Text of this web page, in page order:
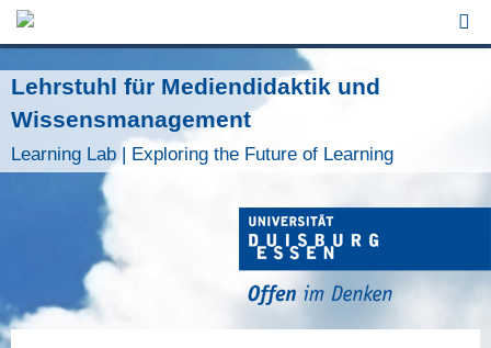
Jump to Navigation
Lehrstuhl für Mediendidaktik und
Wissensmanagement
Learning Lab | Exploring the Future of Learning